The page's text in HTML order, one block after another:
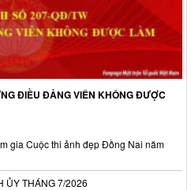
ĐIỀU ĐẢNG VIÊN KHÔNG ĐƯỢC
gia Cuộc thi ảnh đẹp Đồng Nai năm
ỦY THÁNG 7/2026